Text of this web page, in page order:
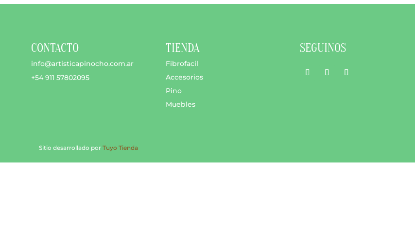
CONTACTO
info@artisticapinocho.com.ar
+54 911 57802095
TIENDA
Fibrofacil
Accesorios
Pino
Muebles
SEGUINOS
Sitio desarrollado por Tuyo Tienda